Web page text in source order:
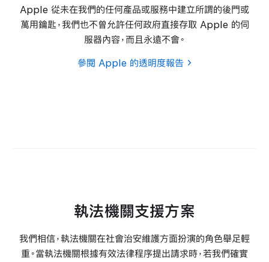
Apple 從未在我們的任何產品或服務中建立所謂的後門或
萬用鑰匙，我們也不曾允許任何政府直接存取 Apple 的伺
服器內容，而且永遠不會。
參閱 Apple 的透明度報告
執法機關支援方案
我們相信，執法機關在社會治安維護方面扮演的角色舉足輕
重。當執法機關根據有效法律程序提出請求時，若我們確實